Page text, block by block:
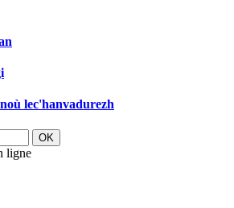
lec'hanvadurezh
ligne